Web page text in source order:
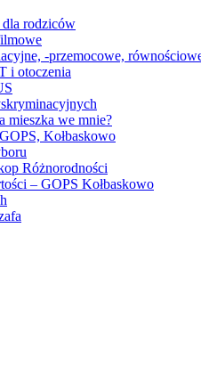
rodziców
-przemocowe,
i otoczenia
mieszka we mnie?
Kołbaskowo
Różnorodności
– GOPS Kołbaskowo